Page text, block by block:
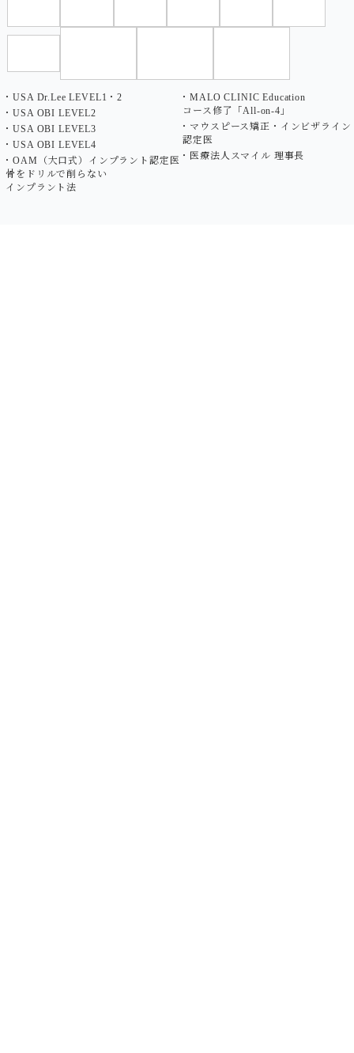
・USA Dr.Lee LEVEL1・2
・USA OBI LEVEL2
・USA OBI LEVEL3
・USA OBI LEVEL4
・OAM（大口式）インプラント認定医
骨をドリルで削らない
インプラント法
・MALO CLINIC Education
コース修了「All-on-4」
・マウスピース矯正・インビザライン
認定医
・医療法人スマイル 理事長